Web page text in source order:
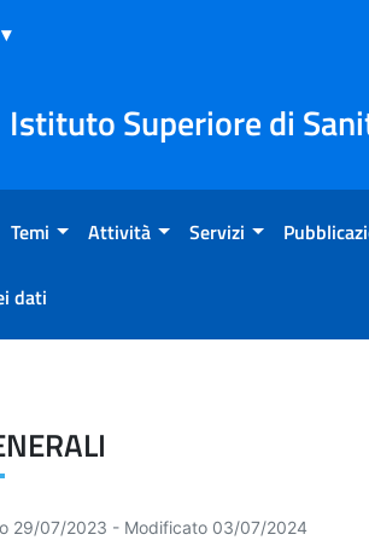
Istituto Superiore di
Temi Attività Servizi
dati
29/07/2023 - Modificato 03/07/2024